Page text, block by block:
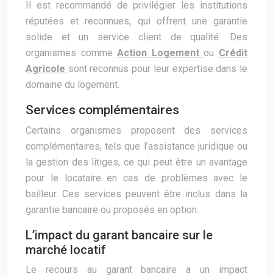
Il est recommandé de privilégier les institutions
réputées et reconnues, qui offrent une garantie
solide et un service client de qualité. Des
organismes commeAction Logementou Crédit
Agricole sont reconnus pour leur expertise dans le
domaine du logement.
Services complémentaires
Certains organismes proposent des services
complémentaires, tels que l’assistance juridique ou
la gestion des litiges, ce qui peut être un avantage
pour le locataire en cas de problèmes avec le
bailleur. Ces services peuvent être inclus dans la
garantie bancaire ou proposés en option.
L’impact du garant bancaire sur le
marché locatif
Le recours au garant bancaire a un impact